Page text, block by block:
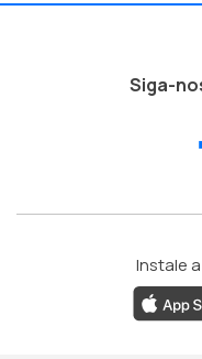
Siga-
Instale